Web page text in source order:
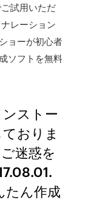
試用いただ
レーション
ョーが初心者
ソフトを無料
ストー
おりま
迷惑を
たん作成